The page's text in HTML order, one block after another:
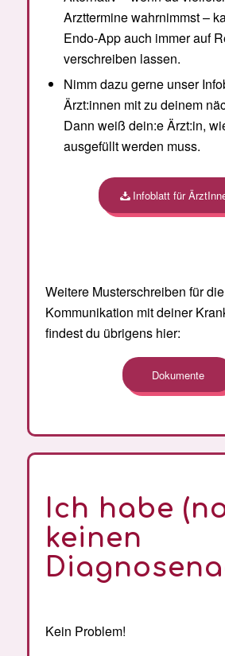
Arzttermine wahrnimmst –
Endo-App auch immer auf
verschreiben lassen.
Nimm dazu gerne unser
Ärzt:innen mit zu deinem
Dann weiß dein:e Ärzt:in,
ausgefüllt werden muss.
Infoblatt für
Weitere Musterschreiben für die
Kommunikation mit deiner
findest du übrigens hier:
Dokumente
Ich habe
keinen
Kein Problem!